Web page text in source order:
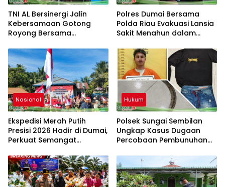
TNI AL Bersinergi Jalin
Kebersamaan Gotong
Royong Bersama
Sebrang Belawan
Polres Dumai Bersama
Polda Riau Evakuasi Lansia
Sakit Menahun dalam
Putih Presisi
Nasional
Ekspedisi Merah Putih
Presisi 2026 Hadir di Dumai,
Perkuat Semangat
Kepedulian Sosial
Hukum
Polsek Sungai Sembilan
Ungkap Kasus Dugaan
Percobaan Pembunuhan